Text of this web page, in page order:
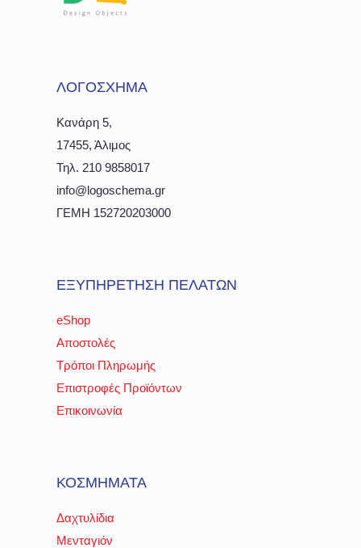
ΛΟΓΟΣΧΗΜΑ
Κανάρη 5,
17455, Άλιμος
Τηλ. 210 9858017
info@logoschema.gr
ΓΕΜΗ 152720203000
ΕΞΥΠΗΡΕΤΗΣΗ ΠΕΛΑΤΩΝ
eShop
Αποστολές
Τρόποι Πληρωμής
Επιστροφές Προϊόντων
Επικοινωνία
ΚΟΣΜΗΜΑΤΑ
Δαχτυλίδια
Μενταγιόν